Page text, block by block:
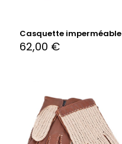
Casquette imperméable
62,00 €